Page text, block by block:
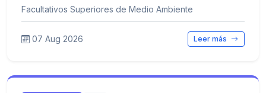
Facultativos Superiores de Medio Ambiente
07 Aug 2026 Leer más